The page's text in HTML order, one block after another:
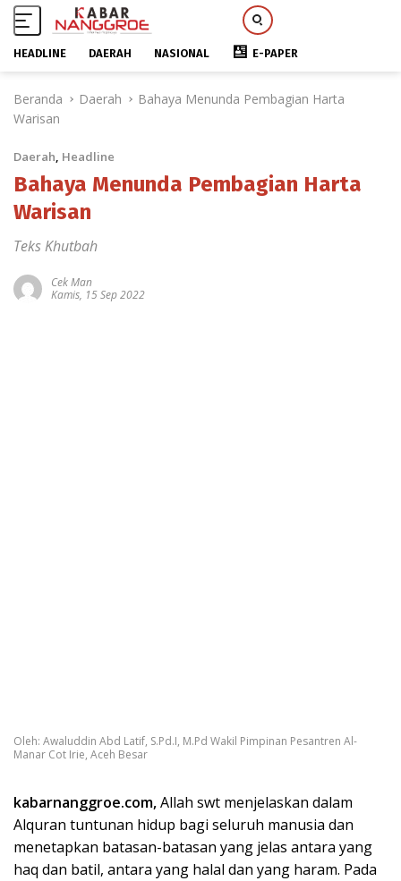
HEADLINE DAERAH NASIONAL E-PAPER
Beranda Daerah
Bahaya Menunda Pembagian Harta
Warisan
Daerah, Headline
Bahaya Menunda Pembagian Harta
Warisan
Teks Khutbah
Cek Man
Kamis, 15 Sep 2022
Oleh: Awaluddin Abd Latif, S.Pd.I, M.Pd Wakil Pimpinan Pesantren Al-
Manar Cot Irie, Aceh Besar
kabarnanggroe.com,Allah swt menjelaskan dalam
Alquran tuntunan hidup bagi seluruh manusia dan
menetapkan batasan-batasan yang jelas antara yang
haq dan batil, antara yang halal dan yang haram. Pada